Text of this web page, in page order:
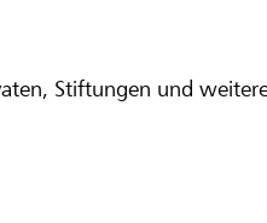
Stiftungen und